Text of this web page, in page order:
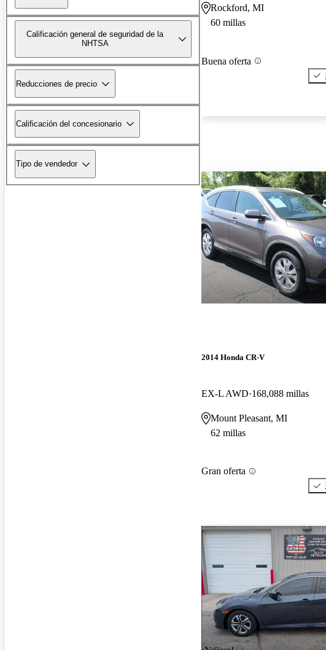
Calificación general de seguridad de la
NHTSA
Reducciones de precio
Calificación del concesionario
Tipo de vendedor
Rockford, MI
60 millas
Buena oferta
2014 Honda CR-V
EX-L AWD 168,088 millas
Mount Pleasant, MI
62 millas
Gran oferta